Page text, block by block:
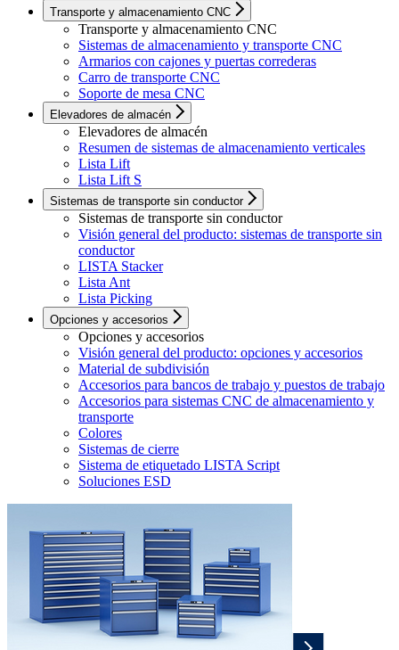
Transporte y almacenamiento CNC
Transporte y almacenamiento CNC
Sistemas de almacenamiento y transporte CNC
Armarios con cajones y puertas correderas
Carro de transporte CNC
Soporte de mesa CNC
Elevadores de almacén
Elevadores de almacén
Resumen de sistemas de almacenamiento verticales
Lista Lift
Lista Lift S
Sistemas de transporte sin conductor
Sistemas de transporte sin conductor
Visión general del producto: sistemas de transporte sin
conductor
LISTA Stacker
Lista Ant
Lista Picking
Opciones y accesorios
Opciones y accesorios
Visión general del producto: opciones y accesorios
Material de subdivisión
Accesorios para bancos de trabajo y puestos de trabajo
Accesorios para sistemas CNC de almacenamiento y
transporte
Colores
Sistemas de cierre
Sistema de etiquetado LISTA Script
Soluciones ESD